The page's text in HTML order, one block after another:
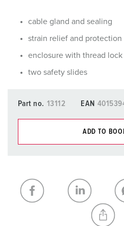
cable gland and sealing
strain relief and protection
enclosure with thread lock
two safety slides
Part no. 13112 EAN
ADD TO
My list
CREATE A NEW